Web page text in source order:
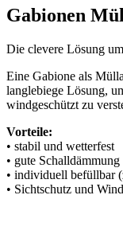
Gabionen
Die clevere Lösung
Eine Gabione als
langlebiege Lösung,
windgeschützt zu
Vorteile:
• stabil und wetterfest
• gute Schalldämmung
• individuell befüllbar
• Sichtschutz und